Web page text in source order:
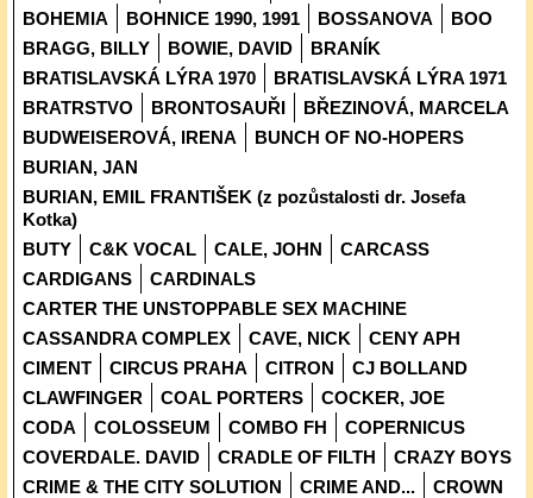
BOHEMIA
BOHNICE 1990, 1991 BOSSANOVA
BOO
BRAGG, BILLY
BOWIE, DAVID
BRANÍK
BRATISLAVSKÁ LÝRA 1970
BRATISLAVSKÁ LÝRA 1971
BRATRSTVO
BRONTOSAUŘI
BŘEZINOVÁ, MARCELA
BUDWEISEROVÁ, IRENA
BUNCH OF NO-HOPERS
BURIAN, JAN
BURIAN, EMIL FRANTIŠEK (z pozůstalosti dr. Josefa
Kotka)
BUTY
C&K VOCAL CALE, JOHN
CARCASS
CARDIGANS
CARDINALS
CARTER THE UNSTOPPABLE SEX MACHINE
CASSANDRA COMPLEX
CAVE, NICK
CENY APH
CIMENT
CIRCUS PRAHA CITRON
CJ BOLLAND
CLAWFINGER
COAL PORTERS
COCKER, JOE
CODA
COLOSSEUM COMBO FH
COPERNICUS
COVERDALE. DAVID
CRADLE OF FILTH
CRAZY BOYS
CRIME & THE CITY SOLUTION
CRIME AND...
CROWN